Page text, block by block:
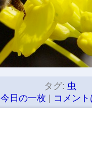
タグ: 虫
今日の一枚 コメン